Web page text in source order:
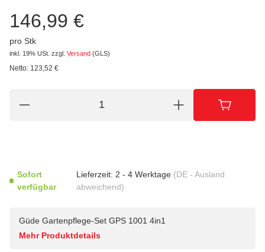
146,99 €
pro Stk
inkl. 19% USt. zzgl. Versand (GLS)
Netto: 123,52 €
Sofort
verfügbar
Lieferzeit: 2 - 4 Werktage (DE - Ausland
abweichend)
Güde Gartenpflege-Set GPS 1001 4in1
Mehr Produktdetails